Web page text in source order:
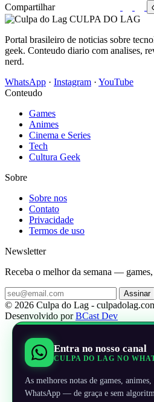
Compartilhar
CULPA DO LAG
Portal brasileiro de noticias sobre
geek. Conteudo diario com analises,
nerd.
WhatsApp · Instagram · YouTube
Conteudo
Games
Animes
Cinema e Series
Tech
Cultura Geek
Sobre
Sobre nos
Contato
Privacidade
Termos de uso
Newsletter
Receba o melhor da semana —
Assinar
© 2026 Culpa do Lag -
Desenvolvido porBCast Dev
Entra no nosso canal
CULPA DO LAG NO
As melhores notas de games,
WhatsApp — de graça e sem